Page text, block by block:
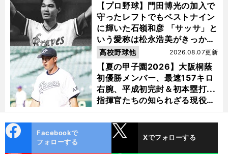
【プロ野球】門田博光の加入で
守ったレフトでもベストナイン
に輝いた石嶺和彦 「サッサ」と
いう愛称は松永浩美がきっか
け？
【夏の甲子園2026】大阪桐蔭
初優勝メンバー、最速157キロ
右腕、平成初完封＆初本塁打...
指揮官たちの知られざる現役時
代
2026.08.07更新
高校野球他
ok
Facebookで
フォローする
Xでフォローする